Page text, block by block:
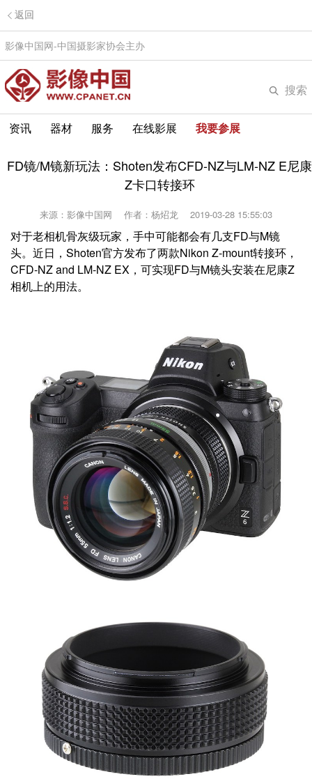
返回
影像中国网-中国摄影家协会主办
搜索
资讯 器材 服务 在线影展 我要参展
FD镜/M镜新玩法：Shoten发布CFD-NZ与LM-NZ E尼康
Z卡口转接环
来源：影像中国网 作者：杨炤龙 2019-03-28 15:55:03
对于老相机骨灰级玩家，手中可能都会有几支FD与M镜
头。近日，Shoten官方发布了两款Nikon Z-mount转接环，
CFD-NZ and LM-NZ EX，可实现FD与M镜头安装在尼康Z
相机上的用法。